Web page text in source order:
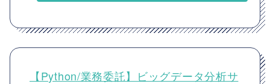
【Python/業務委託】ビッグデータ分析サ